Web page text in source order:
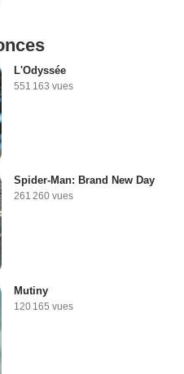
L'Odyssée
551 163 vues
Spider-Man: Brand New Day
261 260 vues
Mutiny
120 165 vues